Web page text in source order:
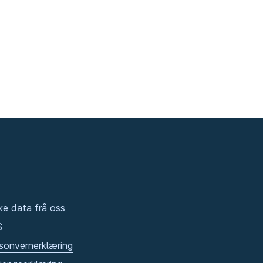
data frå oss